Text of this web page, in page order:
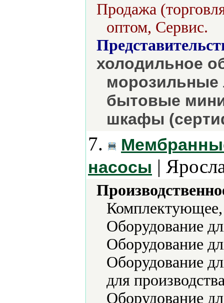
Продажа
оптом, Сервис.
холодильное
бытовые
шкафы
7.
насосы |
Оборудование
Оборудование
Оборудование
для
Оборудование